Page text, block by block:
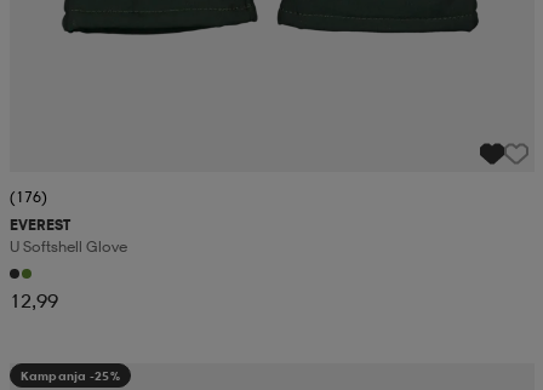
(176)
EVEREST
U Softshell Glove
12,99
Kampanja -25%